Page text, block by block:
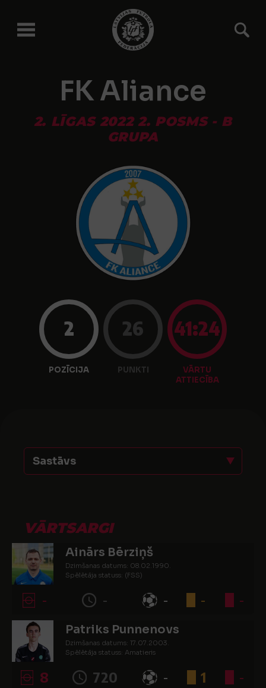
FK Aliance
2. LĪGAS 2022 2. POSMS - B
GRUPA
2
POZĪCIJA
26
PUNKTI
41:24
VĀRTU
ATTIECĪBA
Sastāvs
VĀRTSARGI
Ainārs Bērziņš
Dzimšanas datums: 08.02.1990.
Spēlētāja statuss: (FSS)
- - - - -
Patriks Punnenovs
Dzimšanas datums: 17.07.2003.
Spēlētāja statuss: Amatieris
8 720 - 1 -